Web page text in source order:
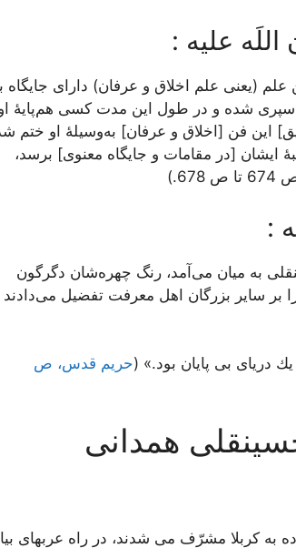
(یعنی علم اخلاق و عرفان) دارای جایگاه
سپری شده و در طول این مدت کسی هم‌پایۀ
این فن [اخلاق و عرفان] به‌وسیلۀ او ختم
ایشان [در مقامات و جایگاه معنوی] برسد،
:
به میان می‌آمد، رنگ چهره‌شان دگرگون
را بر سایر بزرگان اهل معرفت تفضیل می‌دادند
درياى بى ‏پايان بود.» (حریم قدس، ص
همدانی
به كربلا مشرّف مى ‏شدند، در راه عرب‏هاى